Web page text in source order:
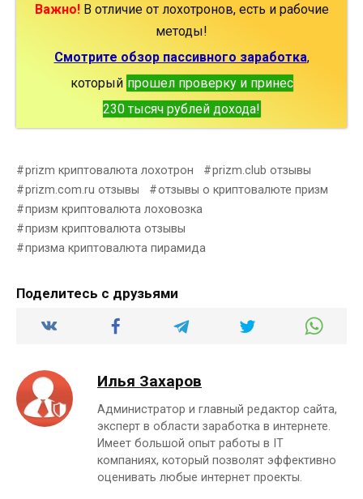
Важно!В отличие от лохотронов, есть и рабочие
методы!
Смотрите обзор пассивного заработка,
который прошел проверку и принес
230 тысяч рублей дохода!
prizm криптовалюта лохотрон
prizm.club отзывы
prizm.com.ru отзывы
отзывы о криптовалюте призм
призм криптовалюта лоховозка
призм криптовалюта отзывы
призма криптовалюта пирамида
Поделитесь с друзьями
Илья Захаров
Администратор и главный редактор сайта,
эксперт в области заработка в интернете.
Имеет большой опыт работы в IT
компаниях, который позволят эффективно
оценивать любые интернет проекты.